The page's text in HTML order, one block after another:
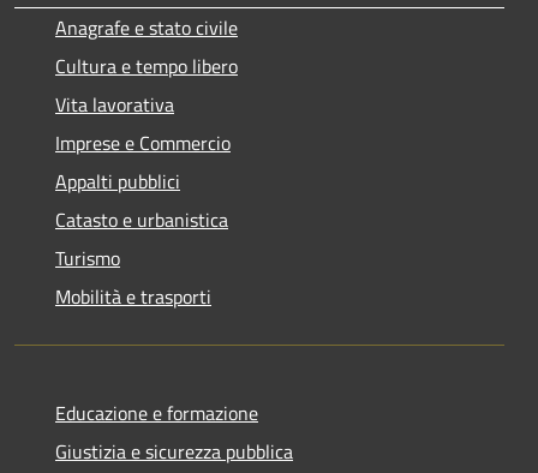
Anagrafe e stato civile
Cultura e tempo libero
Vita lavorativa
Imprese e Commercio
Appalti pubblici
Catasto e urbanistica
Turismo
Mobilità e trasporti
Educazione e formazione
Giustizia e sicurezza pubblica